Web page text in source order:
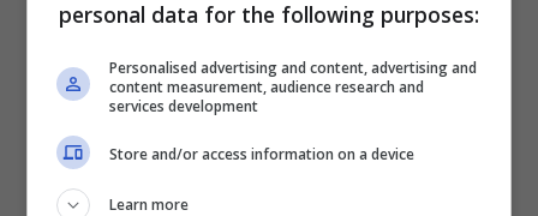
dovrà poi percepire a stagione.Un ostacolo
che, al momento, potrebbe superare il
Milan, attraverso la cessione di Leao
Mendes conosce benissimo non perché lo
assiste, ma per il suo legame portoghese -,
personal data for the following purposes:
Personalised advertising and content, advertising and
content measurement, audience research and
services development
Store and/or access information on a device
Learn more